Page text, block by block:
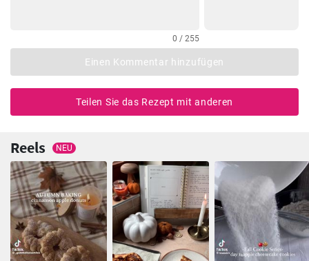
0 / 255
Einen Kommentar hinzufügen
Teilen Sie das Rezept mit anderen
Reels NEU